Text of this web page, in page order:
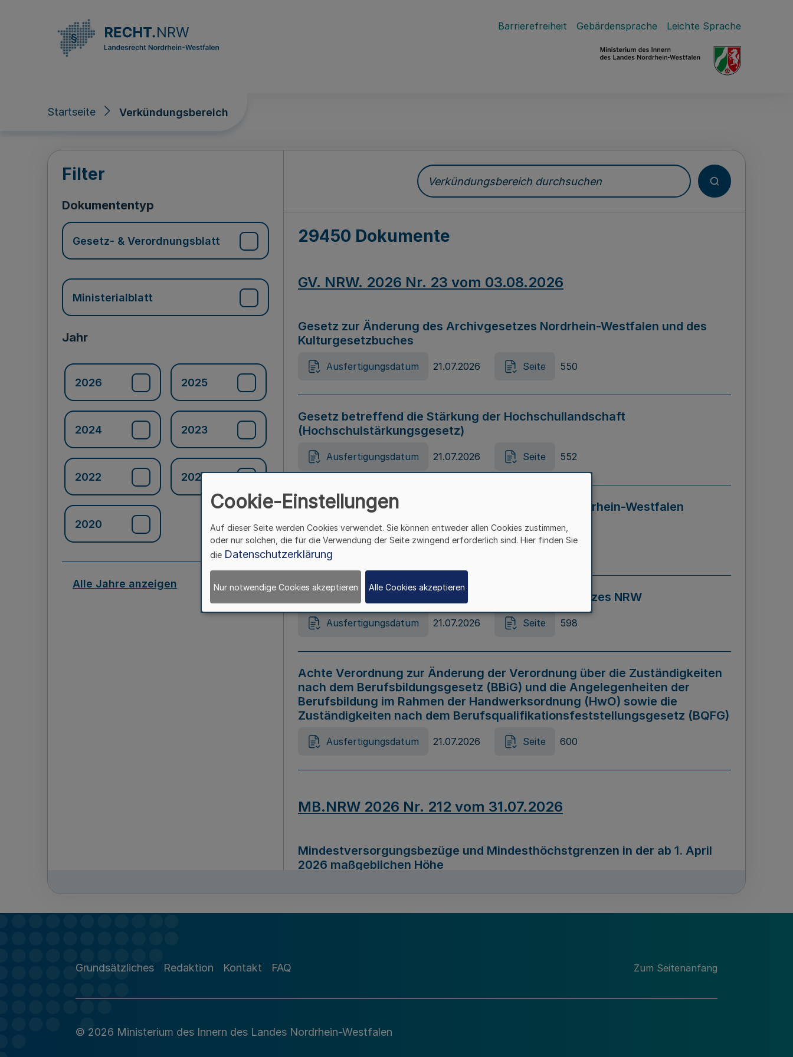
Barrierefreiheit Gebärdensprache Leichte Sprache
Startseite Verkündungsbereich
Verkündungsbereich
Filter
Dokumententyp
Gesetz- & Verordnungsblatt
Ministerialblatt
Jahr
2026 2025
2024 2023
2022 2021
2020
Alle Jahre anzeigen
Verkündungsbereich durchsuchen
29450 Dokumente
GV. NRW. 2026 Nr. 23 vom 03.08.2026
Gesetz zur Änderung des Archivgesetzes Nordrhein-Westfalen und des
Kulturgesetzbuches
Ausfertigungsdatum 21.07.2026 Seite 550
Gesetz betreffend die Stärkung der Hochschullandschaft
(Hochschulstärkungsgesetz)
Ausfertigungsdatum 21.07.2026 Seite 552
Gesetz zur Vermeidung von Diskriminierung in Nordrhein-Westfalen
(Landesantidiskriminierungsgesetz – LADG NRW)
Ausfertigungsdatum 21.07.2026 Seite 595
Gesetz zur Änderung des Online-Casinospiel Gesetzes NRW
Ausfertigungsdatum 21.07.2026 Seite 598
Achte Verordnung zur Änderung der Verordnung über die Zuständigkeiten
nach dem Berufsbildungsgesetz (BBiG) und die Angelegenheiten der
Berufsbildung im Rahmen der Handwerksordnung (HwO) sowie die
Zuständigkeiten nach dem Berufsqualifikationsfeststellungsgesetz (BQFG)
Ausfertigungsdatum 21.07.2026 Seite 600
MB.NRW 2026 Nr. 212 vom 31.07.2026
Mindestversorgungsbezüge und Mindesthöchstgrenzen in der ab 1. April
2026 maßgeblichen Höhe
Richtlinie zur Durchführung des Förderprogramms „Mittelstand Innovativ &
Grundsätzliches Redaktion Kontakt FAQ Zum Seitenanfang
© 2026 Ministerium des Innern des Landes Nordrhein-Westfalen
Cookie-Einstellungen
Auf dieser Seite werden Cookies verwendet. Sie können entweder allen Cookies zustimmen,
oder nur solchen, die für die Verwendung der Seite zwingend erforderlich sind. Hier finden Sie
die Datenschutzerklärung
Nur notwendige Cookies akzeptieren Alle Cookies akzeptieren